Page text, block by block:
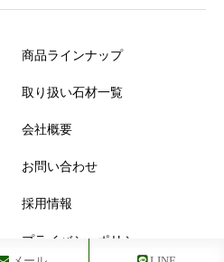
商品ラインナップ
取り扱い石材一覧
会社概要
お問い合わせ
採用情報
プライバシーポリシー